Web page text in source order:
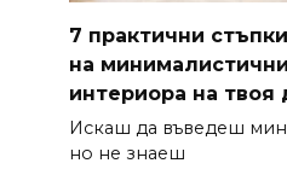
7 практични
на
интериора на твоя
Искаш да въведеш
но не знаеш